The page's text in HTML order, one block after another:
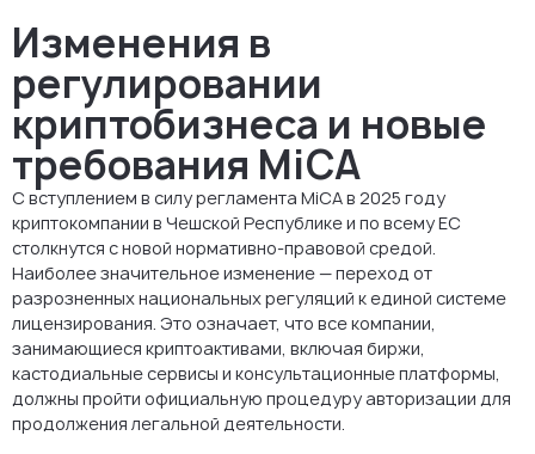
Изменения в
регулировании
криптобизнеса и новые
требования MiCA
С вступлением в силу регламента MiCA в 2025 году
криптокомпании в Чешской Республике и по всему ЕС
столкнутся с новой нормативно-правовой средой.
Наиболее значительное изменение — переход от
разрозненных национальных регуляций к единой системе
лицензирования. Это означает, что все компании,
занимающиеся криптоактивами, включая биржи,
кастодиальные сервисы и консультационные платформы,
должны пройти официальную процедуру авторизации для
продолжения легальной деятельности.